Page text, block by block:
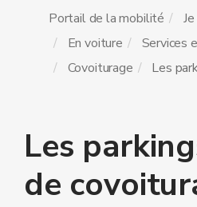
Portail de la mobilité
En voiture
Services
Covoiturage
Les
Les
de